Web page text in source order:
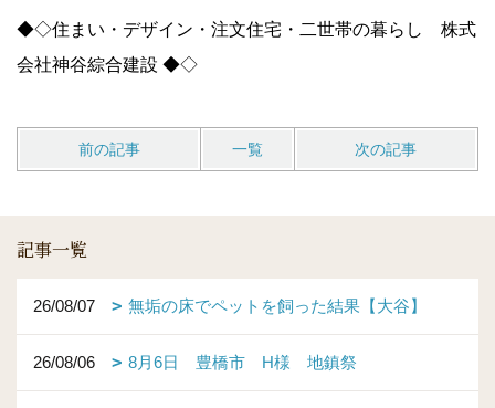
◆◇住まい・デザイン・注文住宅・二世帯の暮らし 株式
会社神谷綜合建設 ◆◇
前の記事 一覧 次の記事
記事一覧
26/08/07 無垢の床でペットを飼った結果【大谷】
26/08/06 8月6日 豊橋市 H様 地鎮祭